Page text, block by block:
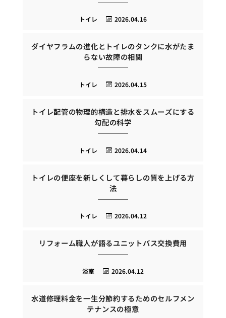
2026.04.16
トイレ
ダイヤフラムの進化とトイレのタンクに水がたま
らない故障の相関
2026.04.15
トイレ
トイレ配管の物理的構造と排水をスムーズにする
勾配の科学
2026.04.14
トイレ
トイレの便座を新しくして暮らしの質を上げる方
法
2026.04.12
トイレ
リフォーム職人が語るユニットバス交換費用
2026.04.12
浴室
水道修理料金を一生分節約するためのセルフメン
テナンスの極意